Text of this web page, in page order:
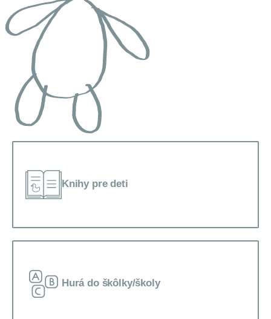
Knihy pre deti
Hurá do škôlky/školy